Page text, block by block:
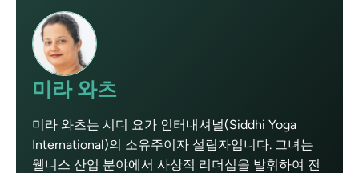
미라 와츠
미라 와츠는 시디 요가 인터내셔널(Siddhi Yoga
International)의 소유주이자 설립자입니다. 그녀는
웰니스 산업 분야에서 사상적 리더십을 발휘하여 전